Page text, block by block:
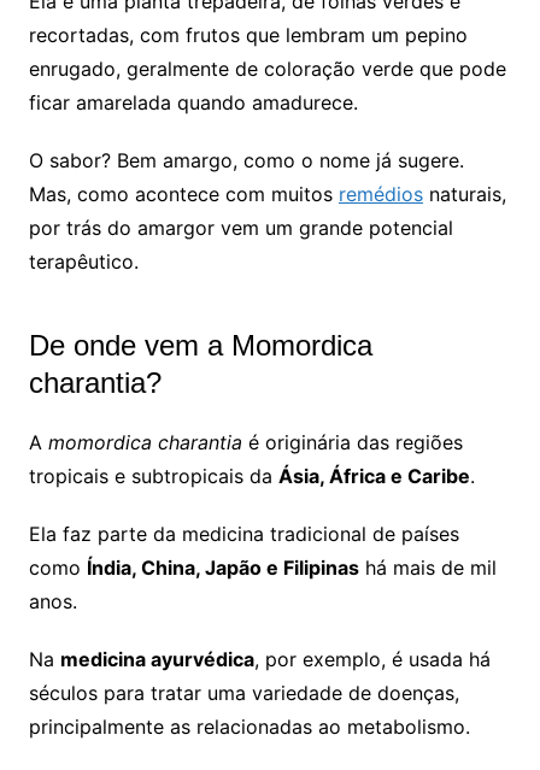
recortadas, com frutos que lembram um pepino
enrugado, geralmente de coloração verde que pode
ficar amarelada quando amadurece.
O sabor? Bem amargo, como o nome já sugere.
Mas, como acontece com muitos remédiosnaturais,
por trás do amargor vem um grande potencial
terapêutico.
De onde vem a Momordica
charantia?
A momordica charantia é originária das regiões
tropicais e subtropicais da Ásia, África e Caribe.
Ela faz parte da medicina tradicional de países
como Índia, China, Japão e Filipinashá mais de mil
anos.
Na medicina ayurvédica, por exemplo, é usada há
séculos para tratar uma variedade de doenças,
principalmente as relacionadas ao metabolismo.